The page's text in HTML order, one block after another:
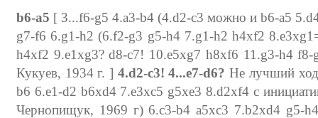
b6-a5 [ 3...f6-g5 4.a3-b4 (4.d2-c3 можно и b6-a5
g7-f6 6.g1-h2 (6.f2-g3 g5-h4 7.g1-h2 h4xf2
h4xf2 9.e1xg3? d8-c7! 10.e5xg7 h8xf6 11.g3-h4
Кукуев, 1934 г. ] 4.d2-c3! 4...e7-d6? Не лучший
b6 6.e1-d2 b6xd4 7.e3xc5 g5xe3 8.d2xf4 с
Чернопищук, 1969 г) 6.c3-b4 a5xc3 7.b2xd4 g5-